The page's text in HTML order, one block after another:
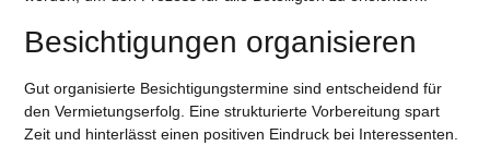
Besichtigungen organisieren
Gut organisierte Besichtigungstermine sind entscheidend für
den Vermietungserfolg. Eine strukturierte Vorbereitung spart
Zeit und hinterlässt einen positiven Eindruck bei Interessenten.